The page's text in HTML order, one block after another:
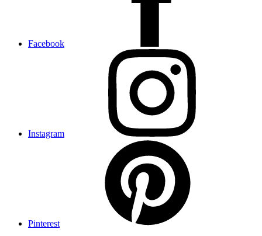
Facebook
Instagram
Pinterest